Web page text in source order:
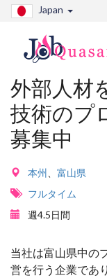
Japan
外部人材
技術のプ
募集中
本州
富山県
フルタイム
週4.5日間
当社は富山県中の
営を行う企業であ